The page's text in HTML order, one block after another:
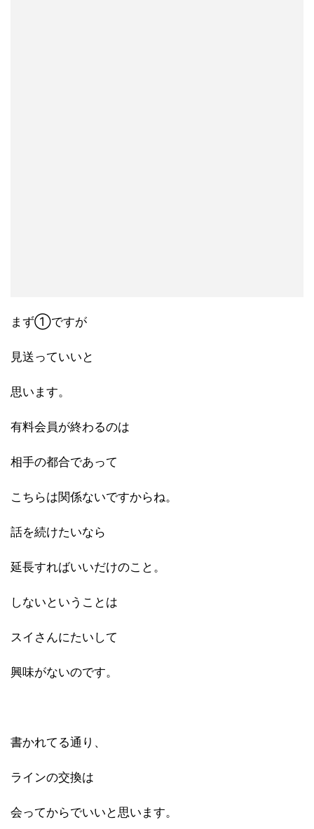
まず①ですが
見送っていいと
思います。
有料会員が終わるのは
相手の都合であって
こちらは関係ないですからね。
話を続けたいなら
延長すればいいだけのこと。
しないということは
スイさんにたいして
興味がないのです。
書かれてる通り、
ラインの交換は
会ってからでいいと思います。